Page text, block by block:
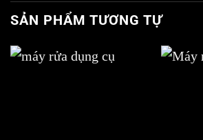
SẢN PHẨM TƯƠNG TỰ